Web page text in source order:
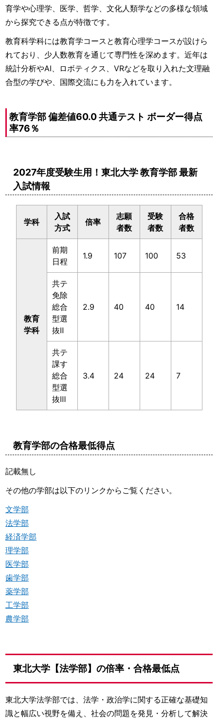
育学や心理学、医学、哲学、文化人類学などの多様な領域
から探究できる点が特徴です。
教育科学科には教育学コースと教育心理学コースが設けら
れており、少人数教育を通じて専門性を深めます。近年は
統計分析やAI、ロボティクス、VRなどを取り入れた文理融
合型の学びや、国際交流にも力を入れています。
教育学部 偏差値60.0 共通テスト ボーダー得点
率76％
2027年度受験生用！東北大学 教育学部 最新
入試情報
学科
入試
方式
倍率
志願
者数
受験
者数
合格
者数
教育
学科
前期
日程
1.9 107 100 53
共テ
免除
総合
型選
抜Ⅱ
2.9 40 40 14
共テ
課す
総合
型選
抜Ⅲ
3.4 24 24 7
教育学部の合格最低得点
記載無し
その他の学部は以下のリンクからご覧ください。
文学部
法学部
経済学部
理学部
医学部
歯学部
薬学部
工学部
農学部
東北大学【法学部】の倍率・合格最低点
東北大学法学部では、法学・政治学に関する正確な基礎知
識と幅広い視野を備え、社会の問題を発見・分析して解決